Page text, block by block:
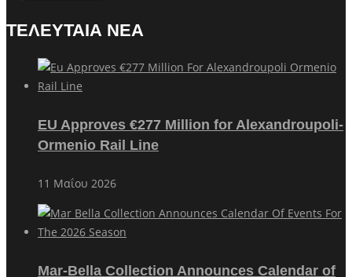
ΤΕΛΕΥΤΑΙΑ ΝΕΑ
EU Approves €277 Million for Alexandroupoli-
Ormenio Rail Line
11 Μαΐου 2026
Mar-Bella Collection Announces Calendar of